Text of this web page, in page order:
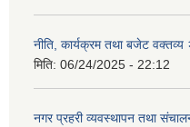
नीति, कार्यक्रम तथा बजेट वक्तव्य
मिति: 06/24/2025 - 22:12
नगर प्रहरी व्यवस्थापन तथा